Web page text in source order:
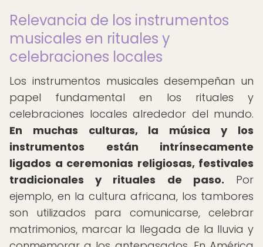
Relevancia de los instrumentos
musicales en rituales y
celebraciones locales
Los instrumentos musicales desempeñan un
papel fundamental en los rituales y
celebraciones locales alrededor del mundo.
En muchas culturas, la música y los
instrumentos están intrínsecamente
ligados a ceremonias religiosas, festivales
tradicionales y rituales de paso. Por
ejemplo, en la cultura africana, los tambores
son utilizados para comunicarse, celebrar
matrimonios, marcar la llegada de la lluvia y